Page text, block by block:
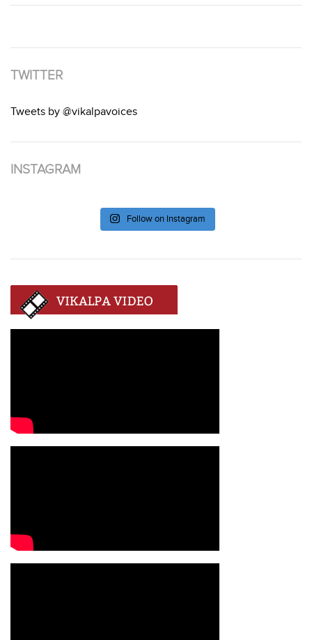
TWITTER
Tweets by @vikalpavoices
INSTAGRAM
Follow on Instagram